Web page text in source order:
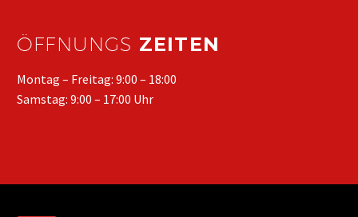
ÖFFNUNGS ZEITEN
Montag – Freitag: 9:00 – 18:00
Samstag: 9:00 – 17:00 Uhr